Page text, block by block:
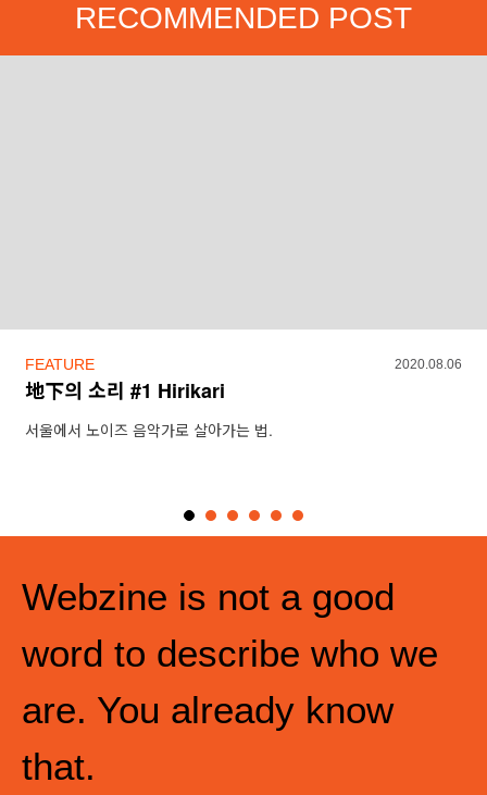
RECOMMENDED POST
FEATURE 2020.08.06
地下의 소리 #1 Hirikari
서울에서 노이즈 음악가로 살아가는 법.
Webzine is not a good
word to describe who we
are. You already know
that.